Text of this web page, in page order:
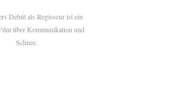
Debüt als Regisseur ist ein
über Kommunikation und
Schnee.